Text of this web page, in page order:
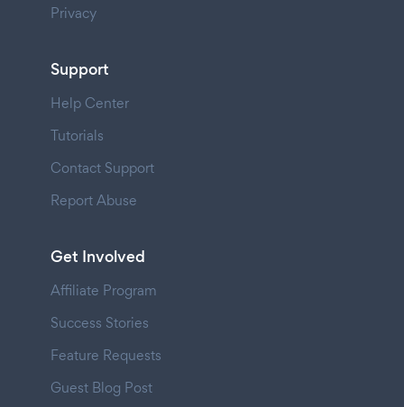
Privacy
Support
Help Center
Tutorials
Contact Support
Report Abuse
Get Involved
Affiliate Program
Success Stories
Feature Requests
Guest Blog Post